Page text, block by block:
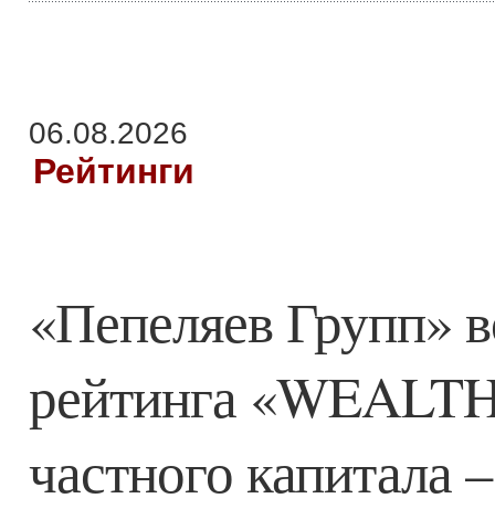
06.08.2026
Рейтинги
«Пепеляев Групп»
рейтинга
частного капитала